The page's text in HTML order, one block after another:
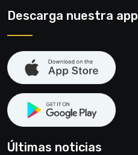
Descarga nuestra app
Últimas noticias